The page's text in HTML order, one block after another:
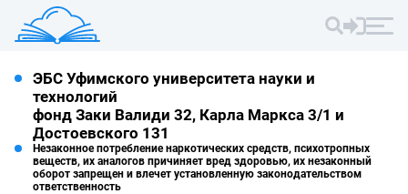
ЭБС Уфимского университета науки и
технологий
фонд Заки Валиди 32, Карла Маркса 3/1 и
Достоевского 131
Незаконное потребление наркотических средств, психотропных
веществ, их аналогов причиняет вред здоровью, их незаконный
оборот запрещен и влечет установленную законодательством
ответственность